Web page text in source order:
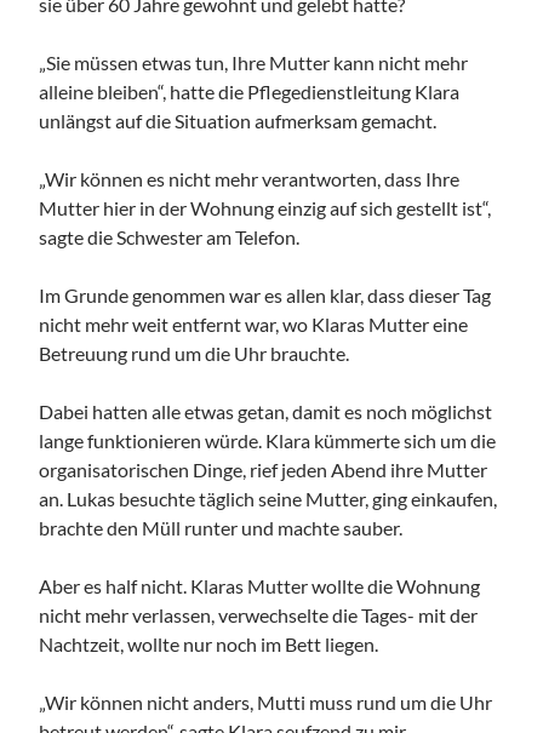
„Sie müssen etwas tun, Ihre Mutter kann nicht mehr
alleine bleiben“, hatte die Pflegedienstleitung Klara
unlängst auf die Situation aufmerksam gemacht.
„Wir können es nicht mehr verantworten, dass Ihre
Mutter hier in der Wohnung einzig auf sich gestellt ist“,
sagte die Schwester am Telefon.
Im Grunde genommen war es allen klar, dass dieser Tag
nicht mehr weit entfernt war, wo Klaras Mutter eine
Betreuung rund um die Uhr brauchte.
Dabei hatten alle etwas getan, damit es noch möglichst
lange funktionieren würde. Klara kümmerte sich um die
organisatorischen Dinge, rief jeden Abend ihre Mutter
an. Lukas besuchte täglich seine Mutter, ging einkaufen,
brachte den Müll runter und machte sauber.
Aber es half nicht. Klaras Mutter wollte die Wohnung
nicht mehr verlassen, verwechselte die Tages- mit der
Nachtzeit, wollte nur noch im Bett liegen.
„Wir können nicht anders, Mutti muss rund um die Uhr